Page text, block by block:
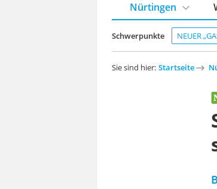
Schwerpunkte NEUER
Nürtingen
Sie sind hier: Startseite